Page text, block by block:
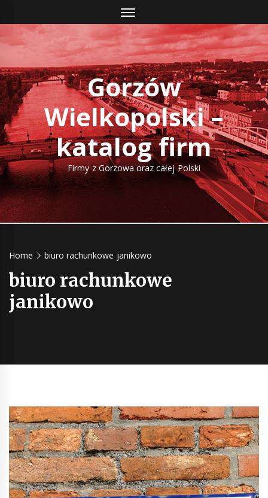
to
content
Gorzów
Wielkopolski –
katalog firm
Firmy z Gorzowa oraz całej Polski
Home biuro rachunkowe janikowo
biuro rachunkowe
janikowo